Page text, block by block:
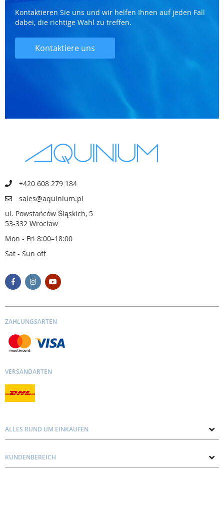
Kontaktieren Sie uns und wir helfen Ihnen auf jeden Fall
dabei, die richtige Wahl zu treffen.
Kontaktiere uns
+420 608 279 184
sales@aquinium.pl
ul. Powstańców Śląskich, 5
53-332 Wrocław
Mon - Fri 8:00–18:00
Sat - Sun off
ZAHLUNGSARTEN
VERSANDARTEN
ALLES RUND UM EINKAUFEN
Kontakt mit uns
KUNDENBEREICH